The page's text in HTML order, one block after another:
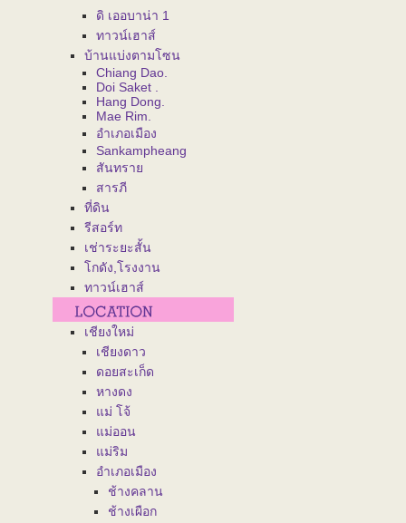
ดิ เออบาน่า 1
ทาวน์เฮาส์
บ้านแบ่งตามโซน
Chiang Dao.
Doi Saket .
Hang Dong.
Mae Rim.
อำเภอเมือง
Sankampheang
สันทราย
สารภี
ที่ดิน
รีสอร์ท
เช่าระยะสั้น
โกดัง,โรงงาน
ทาวน์เฮาส์
เชียงใหม่
เชียงดาว
ดอยสะเก็ด
หางดง
แม่ โจ้
แม่ออน
แม่ริม
อำเภอเมือง
ช้างคลาน
ช้างเผือก